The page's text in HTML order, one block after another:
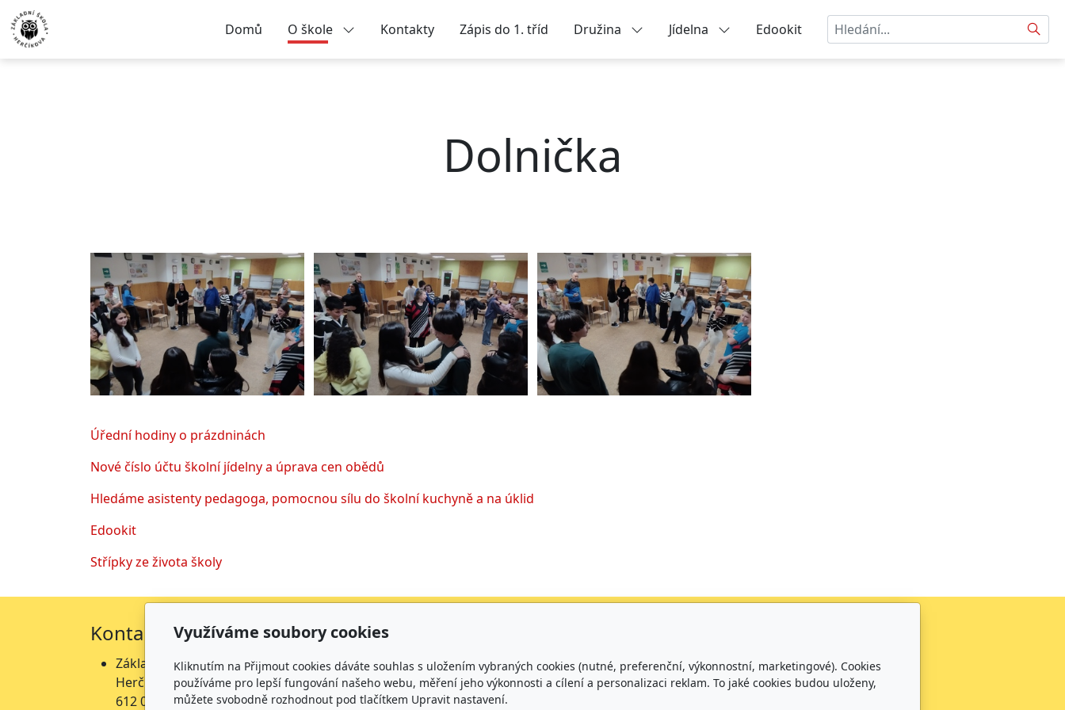
Domů O škole Kontakty Zápis do 1. tříd Družina Jídelna Edookit Hledat
Dolnička
Úřední hodiny o prázdninách
Nové číslo účtu školní jídelny a úprava cen obědů
Hledáme asistenty pedagoga, pomocnou sílu do školní kuchyně a na úklid
Edookit
Střípky ze života školy
Kontakty
Základní škola
Herčíkova 19
612 00 Brno →mapa
Fakturační adresa
Základní škola, Brno,
Herčíkova 19,
příspěvková organizace
Škola: 27225621/0100
Jídelna: 1027831896/0100
Využíváme soubory cookies
Kliknutím na Přijmout cookies dáváte souhlas s uložením vybraných cookies (nutné, preferenční, výkonnostní, marketingové). Cookies
používáme pro lepší fungování našeho webu, měření jeho výkonnosti a cílení a personalizaci reklam. To jaké cookies budou uloženy,
můžete svobodně rozhodnout pod tlačítkem Upravit nastavení.